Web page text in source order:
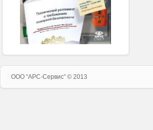
ООО “APC-Сервис” © 2013